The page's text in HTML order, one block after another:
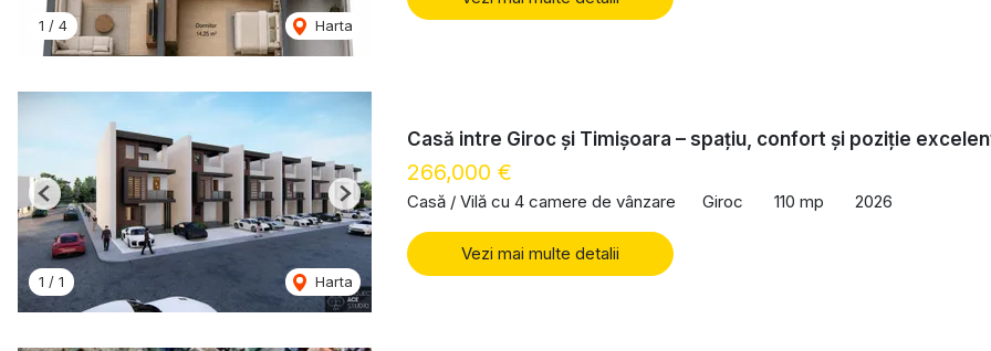
1 / 4 Harta
1 / 1 Harta
Previous Next
Casă intre Giroc și Timișoara – spațiu, confort și poziție
266,000 €
Casă / Vilă cu 4 camere de vânzare Giroc 110 mp 2026
Vezi mai multe detalii